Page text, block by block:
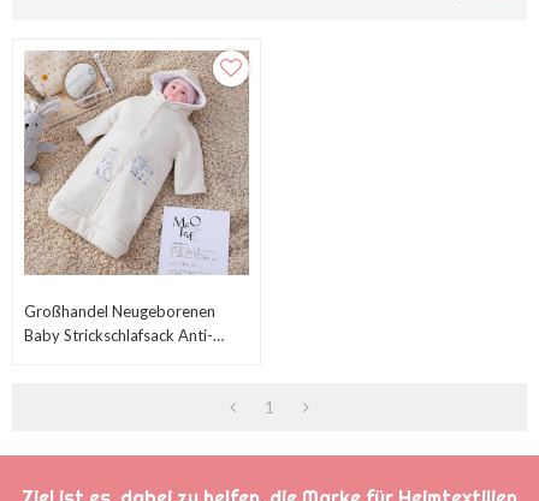
Großhandel Neugeborenen
Baby Strickschlafsack Anti-
1